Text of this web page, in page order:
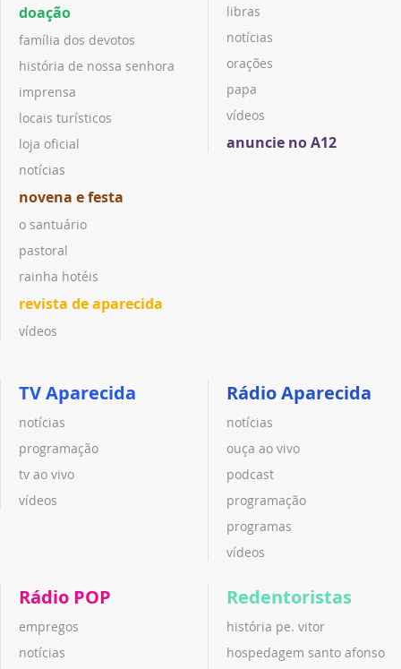
doação
família dos devotos
história de nossa senhora
imprensa
locais turísticos
loja oficial
notícias
novena e festa
o santuário
pastoral
rainha hotéis
revista de aparecida
vídeos
libras
notícias
orações
papa
vídeos
anuncie no A12
TV Aparecida
notícias
programação
tv ao vivo
vídeos
Rádio Aparecida
notícias
ouça ao vivo
podcast
programação
programas
vídeos
Rádio POP
empregos
notícias
Redentoristas
história pe. vitor
hospedagem santo afonso